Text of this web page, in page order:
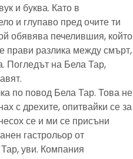
и буква. Като в
и глупаво пред очите ти
обявява печелившия, който
прави разлика между смърт,
Погледът на Бела Тар,
по повод Бела Тар. Това не
с дрехите, опитвайки се за
се и ми се присъни
гастрольор от
уви. Компания